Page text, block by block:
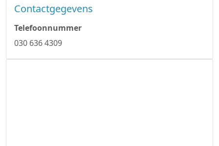
Contactgegevens
Telefoonnummer
030 636 4309